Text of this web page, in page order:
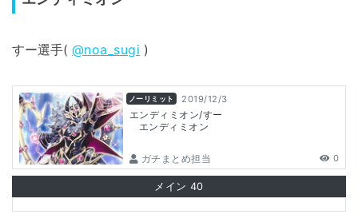
すー選手( @noa_sugi )
ノーリミット 2019/12/3
エンディミオン/すー
エンディミオン
ガチまとめ担当 0
メイン 40